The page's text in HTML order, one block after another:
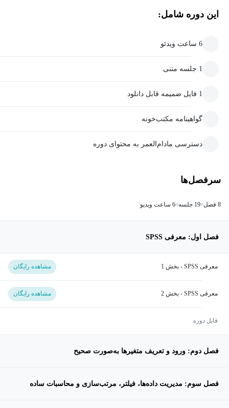
این دوره شامل:
6 ساعت ویدئو
1 جلسه متنی
1 فایل ضمیمه قابل دانلود
گواهینامه مکتب‌خونه
دسترسی مادام‌العمر به محتوای دوره
سرفصل‌ها
8 فصل 19 جلسه 6 ساعت ویدیو
فصل اول: معرفی SPSS
معرفی SPSS - بخش 1 مشاهده رایگان
معرفی SPSS - بخش 2 مشاهده رایگان
فایل دوره
فصل دوم: ورود و تعریف متغیرها به‌صورت صحیح
فصل سوم: مدیریت داده‌ها، فیلتر، مرتب‌سازی و محاسبات ساده